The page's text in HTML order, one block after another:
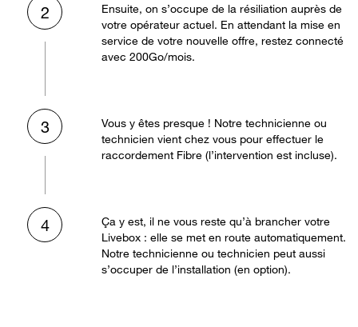
2
Ensuite, on s’occupe de la résiliation auprès de
votre opérateur actuel. En attendant la mise en
service de votre nouvelle offre, restez connecté
avec 200Go/mois.
3
Vous y êtes presque ! Notre technicienne ou
technicien vient chez vous pour effectuer le
raccordement Fibre (l’intervention est incluse).
4
Ça y est, il ne vous reste qu’à brancher votre
Livebox : elle se met en route automatiquement.
Notre technicienne ou technicien peut aussi
s’occuper de l’installation (en option).